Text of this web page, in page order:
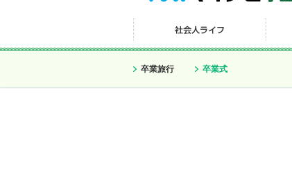
卒業旅行 卒業式